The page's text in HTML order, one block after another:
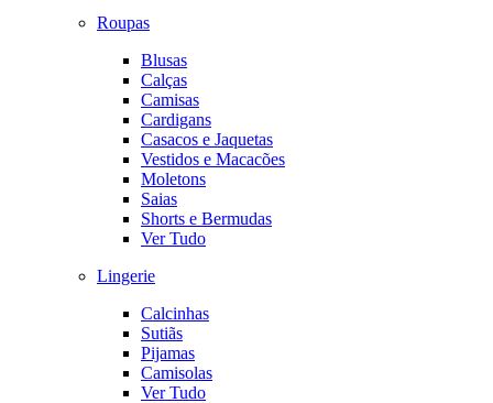
Roupas
Blusas
Calças
Camisas
Cardigans
Casacos e Jaquetas
Vestidos e Macacões
Moletons
Saias
Shorts e Bermudas
Ver Tudo
Lingerie
Calcinhas
Sutiãs
Pijamas
Camisolas
Ver Tudo